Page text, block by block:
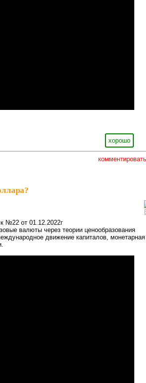
хорошо
комментировать
№22 от 01.12.2022г
валюты через теории ценообразования
движение капиталов, монетарная